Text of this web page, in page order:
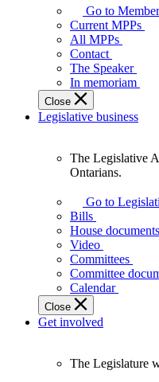
your
representatives
Legislative
Assembly
of
Ontario.
Go to
Current MPPs
All MPPs
Contact
The Speaker
In memoriam
Close
Legislative business
Assembly
makes
laws
affect
Ontarians.
The Legislative
Ontarians.
Go to
Bills
House documents
Video
Committees
Committee
Calendar
Close
Get involved
The Legislature